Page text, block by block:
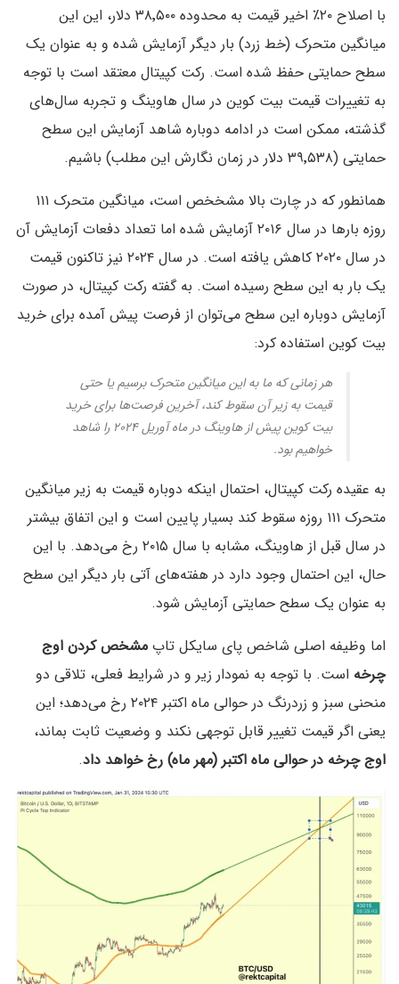
با اصلاح ۲۰٪ اخیر قیمت به محدوده ۳۸٬۵۰۰ دلار، این این
میانگین متحرک (خط زرد) بار دیگر آزمایش شده و به عنوان یک
سطح حمایتی حفظ شده است. رکت کپیتال معتقد است با توجه
به تغییرات قیمت بیت کوین در سال هاوینگ و تجربه سال‌های
گذشته، ممکن است در ادامه دوباره شاهد آزمایش این سطح
حمایتی (۳۹٬۵۳۸ دلار در زمان نگارش این مطلب) باشیم.
همانطور که در چارت بالا مشخخص است، میانگین متحرک ۱۱۱
روزه بارها در سال ۲۰۱۶ آزمایش شده اما تعداد دفعات آزمایش آن
در سال ۲۰۲۰ کاهش یافته است. در سال ۲۰۲۴ نیز تاکنون قیمت
یک بار به این سطح رسیده است. به گفته رکت کپیتال، در صورت
آزمایش دوباره این سطح می‌توان از فرصت پیش آمده برای خرید
بیت کوین استفاده کرد:
هر زمانی که ما به این میانگین متحرک برسیم یا حتی
قیمت به زیر آن سقوط کند، آخرین فرصت‌ها برای خرید
بیت کوین پیش از هاوینگ در ماه آوریل ۲۰۲۴ را شاهد
خواهیم بود.
به عقیده رکت کپیتال، احتمال اینکه دوباره قیمت به زیر میانگین
متحرک ۱۱۱ روزه سقوط کند بسیار پایین است و این اتفاق بیشتر
در سال قبل از هاوینگ، مشابه با سال ۲۰۱۵ رخ می‌دهد. با این
حال، این احتمال وجود دارد در هفته‌های آتی بار دیگر این سطح
به عنوان یک سطح حمایتی آزمایش شود.
اما وظیفه اصلی شاخص پای سایکل تاپ مشخص کردن اوج
چرخه است. با توجه به نمودار زیر و در شرایط فعلی، تلاقی دو
منحنی سبز و زردرنگ در حوالی ماه اکتبر ۲۰۲۴ رخ می‌دهد؛ این
یعنی اگر قیمت تغییر قابل توجهی نکند و وضعیت ثابت بماند،
اوج چرخه در حوالی ماه اکتبر (مهر ماه) رخ خواهد داد.